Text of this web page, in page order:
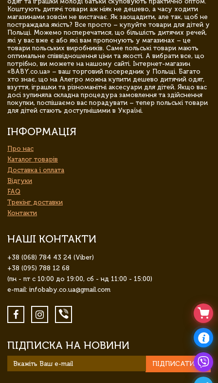
Коштують дитячі товари аж ніяк не дешево, а часу ходити
магазинами зовсім не вистачає. Як заощадити, але так, щоб не
постраждала якість? Все просто – купуйте товари для дітей у
Польщі. Можемо посперечатися, що більшість дитячих речей,
які у вас вже є або які вам пропонують у магазинах – це
товари польських виробників. Саме польські товари мають
оптимальне співвідношення ціни та якості. А вибрати все, що
потрібно, ви можете на нашому сайті. Інтернет-магазин
«BABY.co.ua» – ваш торговий посередник у Польщі. Багато
хто знає, що на Алегро можна купити дешево дитячий одяг,
взуття, іграшки та різноманітні аксесуари для дітей. Якщо вас
досі зупиняла складна процедура замовлення та здійснення
покупки, поспішаємо вас порадувати – тепер польські товари
для дітей стають доступнішими в Україні.
ІНФОРМАЦІЯ
Про нас
Каталог товарів
Доставка і оплата
Відгуки
FAQ
Трекінг доставки
Контакти
НАШІ КОНТАКТИ
+38 (068) 784 43 24 (Viber)
+38 (095) 788 12 68
(пн - пт с 10:00 до 19:00, сб - нд 11:00 - 15:00)
e-mail: infobaby.co.ua@gmail.com
ПІДПИСКА НА НОВИНИ
ПІДПИСАТИСЯ